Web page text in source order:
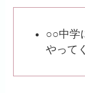
○○中学
やって